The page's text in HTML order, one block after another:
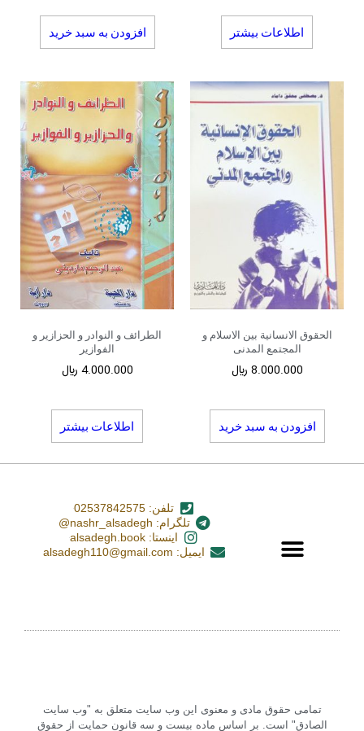
اطلاعات بیشتر افزودن به سبد خرید
الحقوق الانسانیة بین الاسلام و
المجتمع المدنی
8.000.000 ﷼
افزودن به سبد خرید
الطرائف و النوادر و الحزازیر و
الفوازیر
4.000.000 ﷼
اطلاعات بیشتر
تلفن: 02537842575
تلگرام: nashr_alsadegh@
اینستا: alsadegh.book
ایمیل: alsadegh110@gmail.com
تمامی حقوق مادی و معنوی این وب سایت متعلق به "وب سایت
الصادق" است. بر اساس ماده بیست و سه قانون حمایت از حقوق